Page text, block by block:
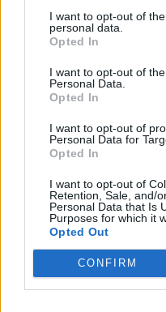
I want to opt-out of
personal data.
Opted In
I want to opt-out of
Personal Data.
Opted In
I want to opt-out of
Personal Data for
Opted In
I want to opt-out of
Retention, Sale, and/
Personal Data that Is
Purposes for which it
Opted Out
CONFIRM
Aug 10.
36
21
36
21